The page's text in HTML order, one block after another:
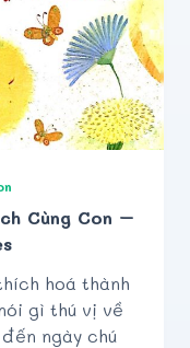
Cùng Con –
hoá thành
gì thú vị về
ngày chú